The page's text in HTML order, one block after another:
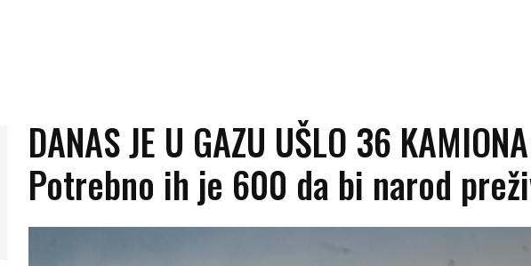
DANAS JE U GAZU UŠLO 36
Potrebno ih je 600 da bi narod